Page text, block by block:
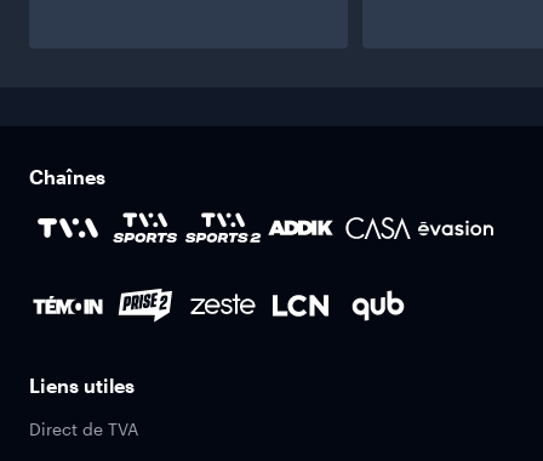
Chaînes
Liens utiles
Direct de TVA